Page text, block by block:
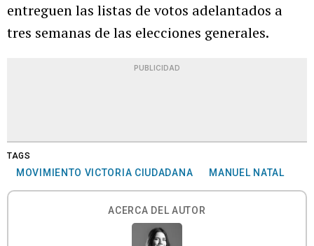
entreguen las listas de votos adelantados a
tres semanas de las elecciones generales.
PUBLICIDAD
TAGS
MOVIMIENTO VICTORIA CIUDADANA MANUEL NATAL
ACERCA DEL AUTOR